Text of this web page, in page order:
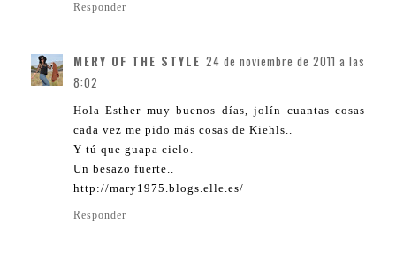
Responder
MERY OF THE STYLE 24 de noviembre de 2011 a las
8:02
Hola Esther muy buenos días, jolín cuantas cosas
cada vez me pido más cosas de Kiehls..
Y tú que guapa cielo.
Un besazo fuerte..
http://mary1975.blogs.elle.es/
Responder